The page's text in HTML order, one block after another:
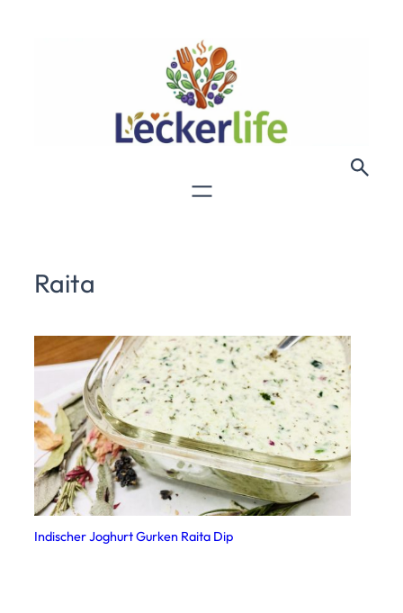
Raita
Indischer Joghurt Gurken Raita Dip